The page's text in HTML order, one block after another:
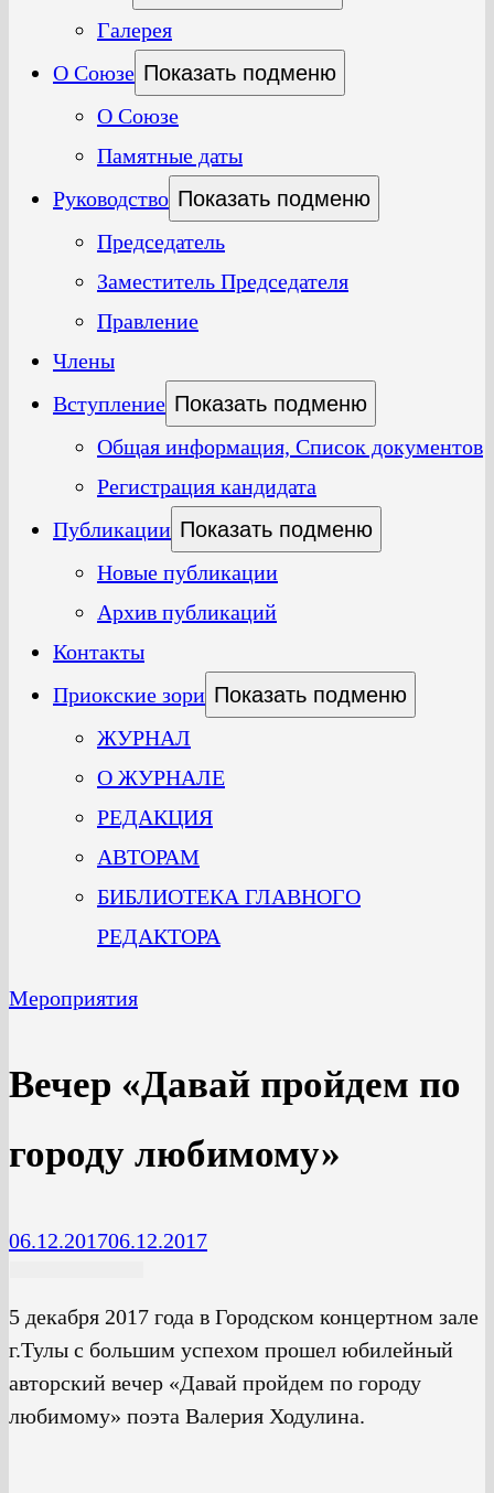
Галерея
О Союзе Показать подменю
О Союзе
Памятные даты
Руководство Показать подменю
Председатель
Заместитель Председателя
Правление
Члены
Вступление Показать подменю
Общая информация, Список документов
Регистрация кандидата
Публикации Показать подменю
Новые публикации
Архив публикаций
Контакты
Приокские зори Показать подменю
ЖУРНАЛ
О ЖУРНАЛЕ
РЕДАКЦИЯ
АВТОРАМ
БИБЛИОТЕКА ГЛАВНОГО
РЕДАКТОРА
Мероприятия
Вечер «Давай пройдем по
городу любимому»
06.12.201706.12.2017
5 декабря 2017 года в Городском концертном зале
г.Тулы с большим успехом прошел юбилейный
авторский вечер «Давай пройдем по городу
любимому» поэта Валерия Ходулина.